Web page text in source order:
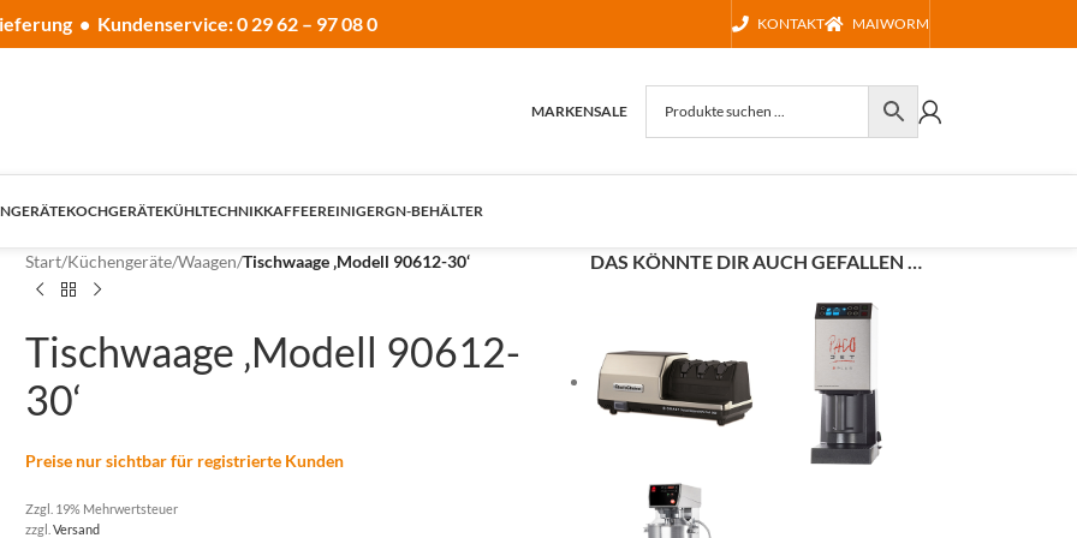
• Kundenservice: 0 29 62 – 97 08 0 KONTAKT MAIWORM
MARKENSALE
KOCHGERÄTEKÜHLTECHNIKKAFFEEREINIGERGN-BEHÄLTER
Start/Küchengeräte/Waagen/Tischwaage ‚Modell 90612-30‘
Tischwaage ‚Modell 90612-
30‘
Preise nur sichtbar für registrierte Kunden
Zzgl. 19% Mehrwertsteuer
zzgl.Versand
DAS KÖNNTE DIR AUCH GEFALLEN …